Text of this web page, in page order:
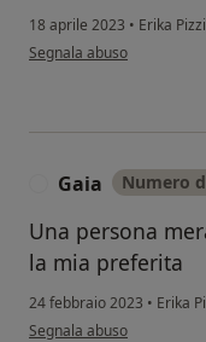
18 aprile 2023 • Erika
secondo l'opinione
Segnala abuso
Gaia Numero
Una persona
la mia preferita
24 febbraio 2023 • Erika
secondo l'opinione
Segnala abuso